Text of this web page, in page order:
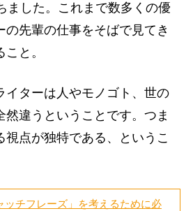
ました。これまで数多くの優
の先輩の仕事をそばで見てき
と。
ターは人やモノゴト、世の
然違うということです。つま
視点が独特である、というこ
ッチフレーズ」を考えるために必